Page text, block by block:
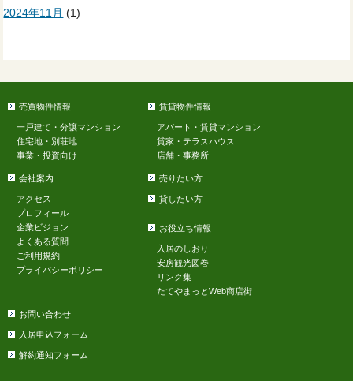
2024年11月 (1)
売買物件情報
一戸建て・分譲マンション
住宅地・別荘地
事業・投資向け
賃貸物件情報
アパート・賃貸マンション
貸家・テラスハウス
店舗・事務所
会社案内
アクセス
プロフィール
企業ビジョン
よくある質問
ご利用規約
プライバシーポリシー
売りたい方
貸したい方
お役立ち情報
入居のしおり
安房観光図巻
リンク集
たてやまっとWeb商店街
お問い合わせ
入居申込フォーム
解約通知フォーム